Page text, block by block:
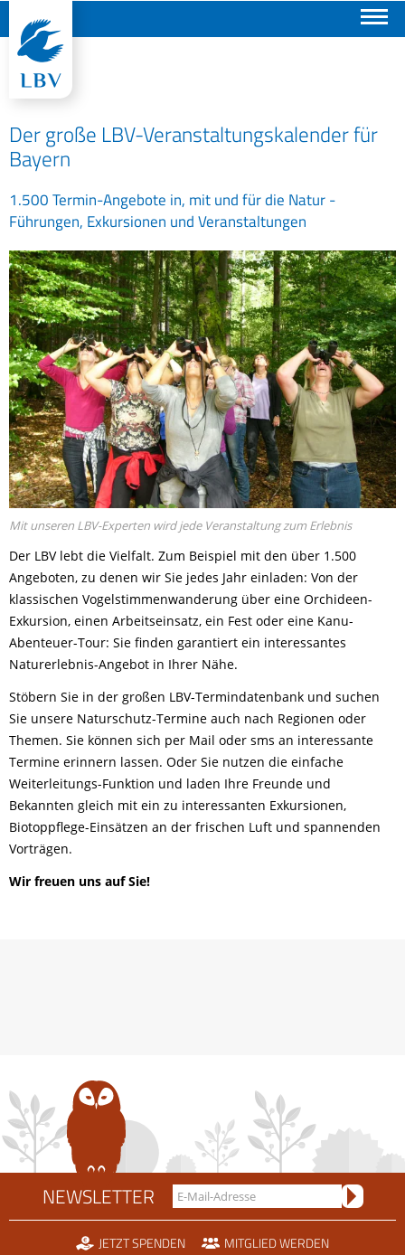
Der große LBV-Veranstaltungskalender für
Bayern
1.500 Termin-Angebote in, mit und für die Natur -
Führungen, Exkursionen und Veranstaltungen
Mit unseren LBV-Experten wird jede Veranstaltung zum Erlebnis
Der LBV lebt die Vielfalt. Zum Beispiel mit den über 1.500
Angeboten, zu denen wir Sie jedes Jahr einladen: Von der
klassischen Vogelstimmenwanderung über eine Orchideen-
Exkursion, einen Arbeitseinsatz, ein Fest oder eine Kanu-
Abenteuer-Tour: Sie finden garantiert ein interessantes
Naturerlebnis-Angebot in Ihrer Nähe.
Stöbern Sie in der großen LBV-Termindatenbank und suchen
Sie unsere Naturschutz-Termine auch nach Regionen oder
Themen. Sie können sich per Mail oder sms an interessante
Termine erinnern lassen. Oder Sie nutzen die einfache
Weiterleitungs-Funktion und laden Ihre Freunde und
Bekannten gleich mit ein zu interessanten Exkursionen,
Biotoppflege-Einsätzen an der frischen Luft und spannenden
Vorträgen.
Wir freuen uns auf Sie!
NEWSLETTER
JETZT SPENDEN MITGLIED WERDEN